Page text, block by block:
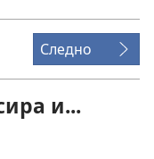
Следно
и...